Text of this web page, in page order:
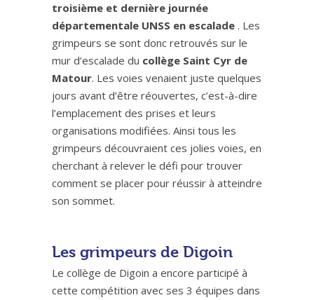
troisième et dernière journée
départementale UNSS en escalade . Les
grimpeurs se sont donc retrouvés sur le
mur d’escalade du collège Saint Cyr de
Matour. Les voies venaient juste quelques
jours avant d’être réouvertes, c’est-à-dire
l’emplacement des prises et leurs
organisations modifiées. Ainsi tous les
grimpeurs découvraient ces jolies voies, en
cherchant à relever le défi pour trouver
comment se placer pour réussir à atteindre
son sommet.
Les grimpeurs de Digoin
Le collège de Digoin a encore participé à
cette compétition avec ses 3 équipes dans